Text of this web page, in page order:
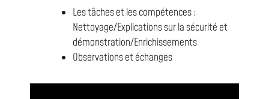
Les tâches et les compétences :
Nettoyage/Explications sur la sécurité et
démonstration/Enrichissements
Observations et échanges